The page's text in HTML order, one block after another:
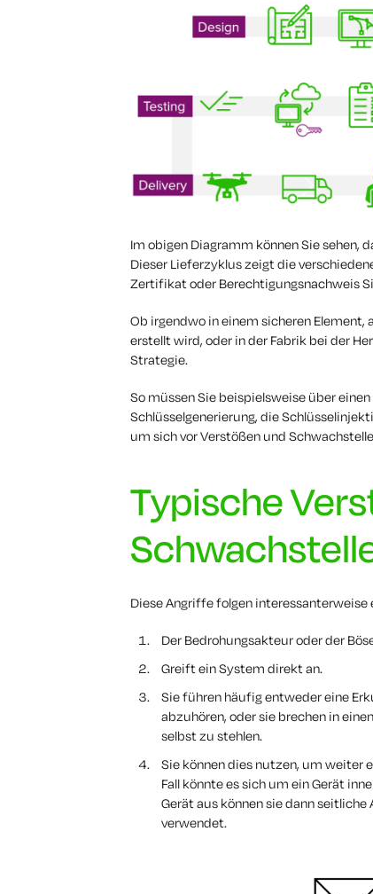
Im obigen Diagramm können Sie sehen,
Dieser Lieferzyklus zeigt die
Zertifikat oder Berechtigungsnachweis
Ob irgendwo in einem sicheren Element,
erstellt wird, oder in der Fabrik bei der
Strategie.
So müssen Sie beispielsweise über
Schlüsselgenerierung, die
um sich vor Verstößen und
Typische
Diese Angriffe folgen
Der Bedrohungsakteur oder der
Greift ein System direkt an.
Sie führen häufig entweder eine
abzuhören, oder sie brechen in
selbst zu stehlen.
Sie können dies nutzen, um weiter
Fall könnte es sich um ein Gerät
Gerät aus können sie dann
verwendet.